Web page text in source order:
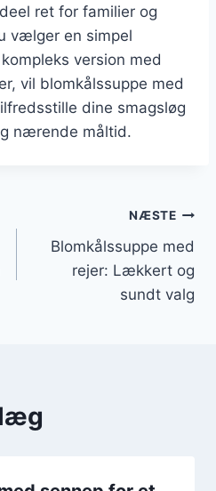
ret for familier og
vælger en simpel
version med
vil blomkålssuppe med
dine smagsløg
nærende måltid.
NÆSTE
Blomkålssuppe med
rejer: Lækkert og
sundt valg